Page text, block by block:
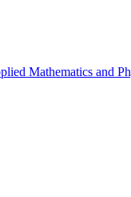
Mathematics and